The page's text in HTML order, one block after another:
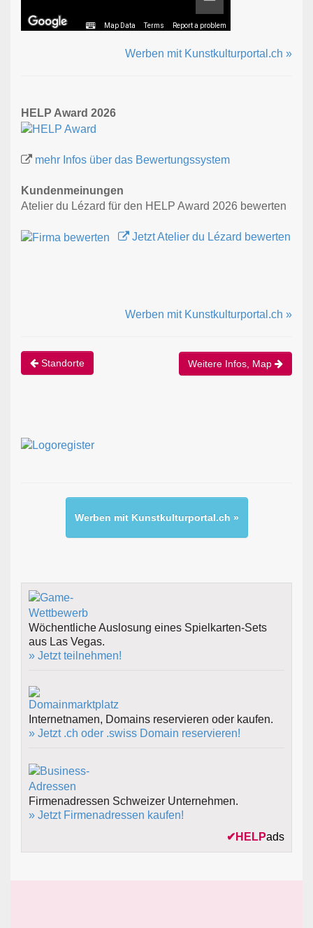
Map Data Terms Report a problem
Werben mit Kunstkulturportal.ch »
HELP Award 2026
mehr Infos über das Bewertungssystem
Kundenmeinungen
Atelier du Lézard für den HELP Award 2026 bewerten
Jetzt Atelier du Lézard bewerten
Werben mit Kunstkulturportal.ch »
Standorte Weitere Infos, Map
Werben mit Kunstkulturportal.ch »
Wöchentliche Auslosung eines Spielkarten-Sets
aus Las Vegas.
» Jetzt teilnehmen!
Internetnamen, Domains reservieren oder kaufen.
» Jetzt .ch oder .swiss Domain reservieren!
Firmenadressen Schweizer Unternehmen.
» Jetzt Firmenadressen kaufen!
✔ HELPads